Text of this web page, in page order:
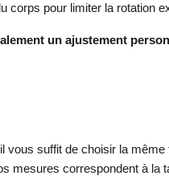
corps pour limiter la rotation
un ajustement
vous suffit de choisir la même
mesures correspondent à la